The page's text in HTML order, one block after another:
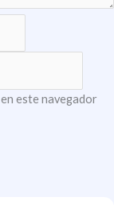
este navegador